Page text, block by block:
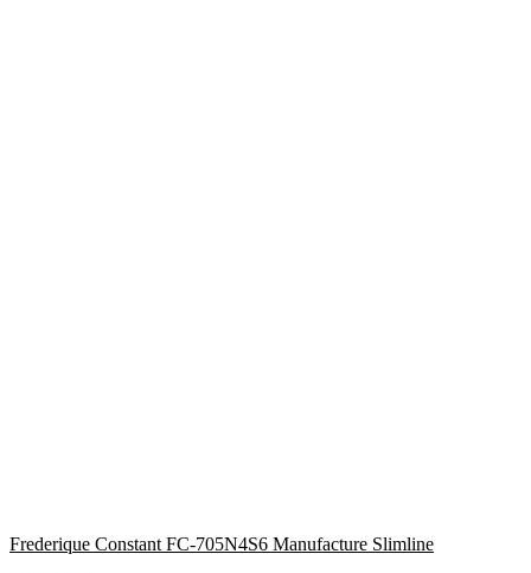
Frederique Constant FC-705N4S6 Manufacture Slimline